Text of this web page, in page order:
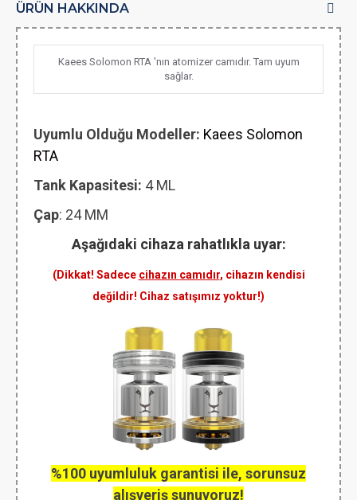
ÜRÜN HAKKINDA
Kaees Solomon RTA 'nın atomizer camıdır. Tam uyum
sağlar.
Uyumlu Olduğu Modeller: Kaees Solomon
RTA
Tank Kapasitesi: 4 ML
Çap: 24 MM
Aşağıdaki cihaza rahatlıkla uyar:
(Dikkat! Sadece cihazın camıdır, cihazın kendisi
değildir! Cihaz satışımız yoktur!)
%100 uyumluluk garantisi ile, sorunsuz
alışveriş sunuyoruz!